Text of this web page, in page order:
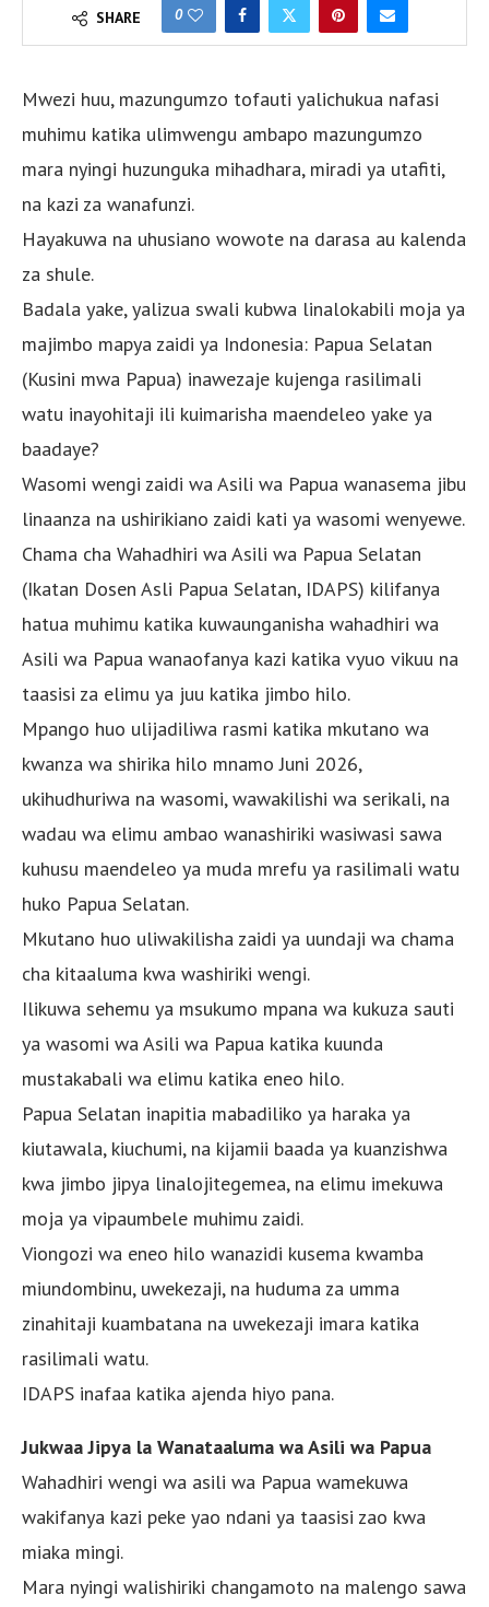
SHARE 0
Mwezi huu, mazungumzo tofauti yalichukua nafasi
muhimu katika ulimwengu ambapo mazungumzo
mara nyingi huzunguka mihadhara, miradi ya utafiti,
na kazi za wanafunzi.
Hayakuwa na uhusiano wowote na darasa au kalenda
za shule.
Badala yake, yalizua swali kubwa linalokabili moja ya
majimbo mapya zaidi ya Indonesia: Papua Selatan
(Kusini mwa Papua) inawezaje kujenga rasilimali
watu inayohitaji ili kuimarisha maendeleo yake ya
baadaye?
Wasomi wengi zaidi wa Asili wa Papua wanasema jibu
linaanza na ushirikiano zaidi kati ya wasomi wenyewe.
Chama cha Wahadhiri wa Asili wa Papua Selatan
(Ikatan Dosen Asli Papua Selatan, IDAPS) kilifanya
hatua muhimu katika kuwaunganisha wahadhiri wa
Asili wa Papua wanaofanya kazi katika vyuo vikuu na
taasisi za elimu ya juu katika jimbo hilo.
Mpango huo ulijadiliwa rasmi katika mkutano wa
kwanza wa shirika hilo mnamo Juni 2026,
ukihudhuriwa na wasomi, wawakilishi wa serikali, na
wadau wa elimu ambao wanashiriki wasiwasi sawa
kuhusu maendeleo ya muda mrefu ya rasilimali watu
huko Papua Selatan.
Mkutano huo uliwakilisha zaidi ya uundaji wa chama
cha kitaaluma kwa washiriki wengi.
Ilikuwa sehemu ya msukumo mpana wa kukuza sauti
ya wasomi wa Asili wa Papua katika kuunda
mustakabali wa elimu katika eneo hilo.
Papua Selatan inapitia mabadiliko ya haraka ya
kiutawala, kiuchumi, na kijamii baada ya kuanzishwa
kwa jimbo jipya linalojitegemea, na elimu imekuwa
moja ya vipaumbele muhimu zaidi.
Viongozi wa eneo hilo wanazidi kusema kwamba
miundombinu, uwekezaji, na huduma za umma
zinahitaji kuambatana na uwekezaji imara katika
rasilimali watu.
IDAPS inafaa katika ajenda hiyo pana.
Jukwaa Jipya la Wanataaluma wa Asili wa Papua
Wahadhiri wengi wa asili wa Papua wamekuwa
wakifanya kazi peke yao ndani ya taasisi zao kwa
miaka mingi.
Mara nyingi walishiriki changamoto na malengo sawa